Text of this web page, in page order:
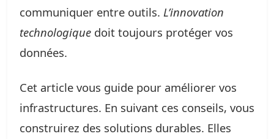
communiquer entre outils. L’innovation
technologique doit toujours protéger vos
données.
Cet article vous guide pour améliorer vos
infrastructures. En suivant ces conseils, vous
construirez des solutions durables. Elles